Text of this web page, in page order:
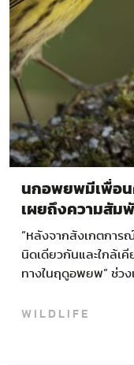
นกอพยพมีเพื่อน
เผยถึงความสัม
“หลังจากสังเกตการ
นิดเดียวกันและใกล้เ
ทางในฤดูอพยพ” ช่ว
อาศัยอยู่ทางซีกโลกใต้…
WILDLIFE